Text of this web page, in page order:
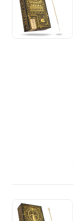
Количество
Цена